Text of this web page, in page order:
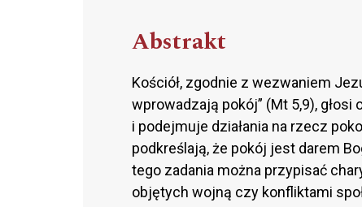
Abstrakt
Kościół, zgodnie z wezwaniem
wprowadzają pokój” (Mt 5,9),
i podejmuje działania na rzecz
podkreślają, że pokój jest darem
tego zadania można przypisać
objętych wojną czy konfliktami